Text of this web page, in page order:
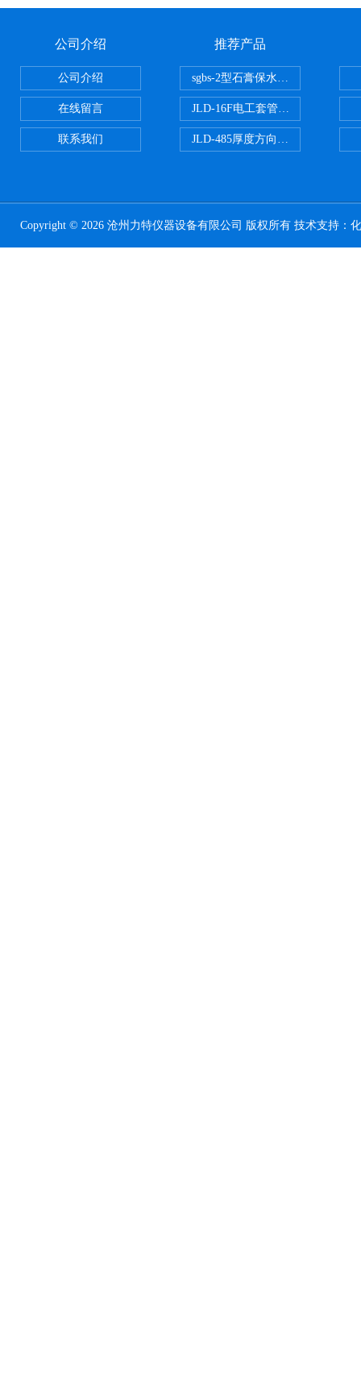
公司介绍
公司介绍
在线留言
联系我们
推荐产品
sgbs-2型石膏保水率测定仪粉刷
JLD-16F电工套管恒温水浴管材
JLD-485厚度方向性钢板拉伸试验
Copyright © 2026 沧州力特仪器设备有限公司 版权所有 技术支持：